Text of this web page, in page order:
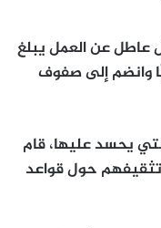
عاطل عن العمل يبلغ
وانضم إلى صفوف
يحسد عليها، قام
تثقيفهم حول قواعد